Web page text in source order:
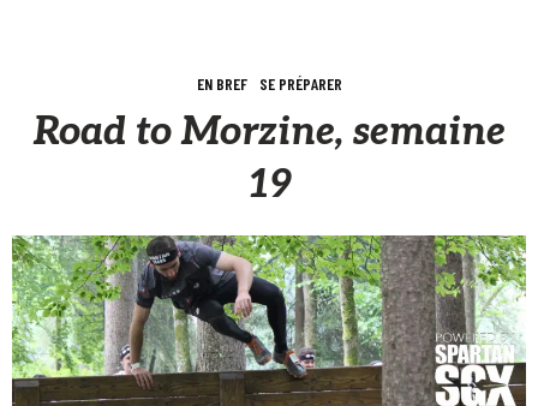
EN BREF SE PRÉPARER
Road to Morzine, semaine
19